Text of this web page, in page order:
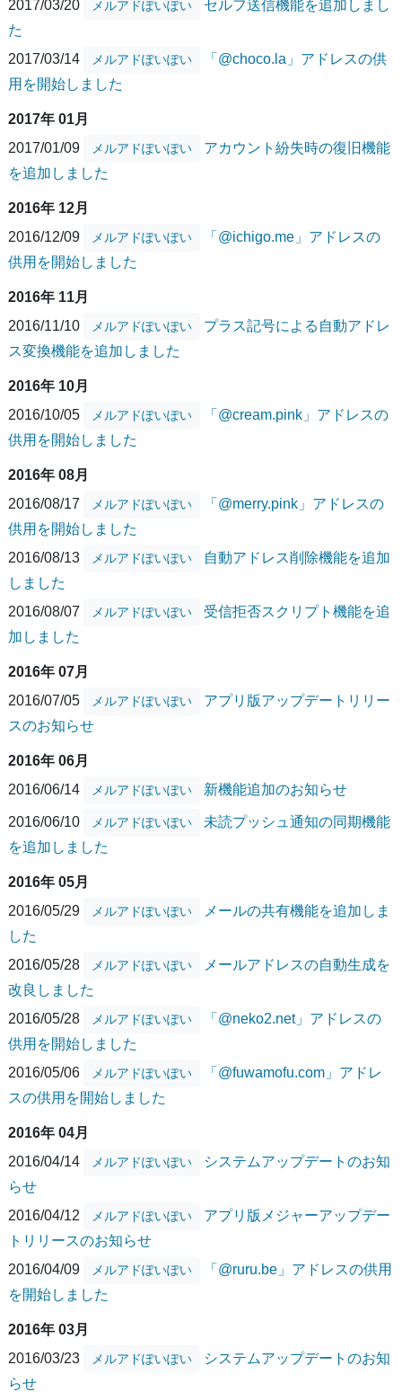
2017/03/20 メルアドぽいぽい
セルフ送信機能を追加しまし
た
2017/03/14
メルアドぽいぽい
「@choco.la」アドレスの供
用を開始しました
2017年 01月
2017/01/09
メルアドぽいぽい
アカウント紛失時の復旧機能
を追加しました
2016年 12月
2016/12/09
メルアドぽいぽい
「@ichigo.me」アドレスの
供用を開始しました
2016年 11月
2016/11/10
メルアドぽいぽい
プラス記号による自動アドレ
ス変換機能を追加しました
2016年 10月
2016/10/05
メルアドぽいぽい
「@cream.pink」アドレスの
供用を開始しました
2016年 08月
2016/08/17
メルアドぽいぽい
「@merry.pink」アドレスの
供用を開始しました
2016/08/13
メルアドぽいぽい
自動アドレス削除機能を追加
しました
2016/08/07
メルアドぽいぽい
受信拒否スクリプト機能を追
加しました
2016年 07月
2016/07/05
メルアドぽいぽい
アプリ版アップデートリリー
スのお知らせ
2016年 06月
2016/06/14
メルアドぽいぽい 新機能追加のお知らせ
2016/06/10 メルアドぽいぽい
未読プッシュ通知の同期機能
を追加しました
2016年 05月
2016/05/29
メルアドぽいぽい
メールの共有機能を追加しま
した
2016/05/28
メルアドぽいぽい
メールアドレスの自動生成を
改良しました
2016/05/28
メルアドぽいぽい
「@neko2.net」アドレスの
供用を開始しました
2016/05/06
メルアドぽいぽい
「@fuwamofu.com」アドレ
スの供用を開始しました
2016年 04月
2016/04/14
メルアドぽいぽい
システムアップデートのお知
らせ
2016/04/12
メルアドぽいぽい
アプリ版メジャーアップデー
トリリースのお知らせ
2016/04/09
メルアドぽいぽい
「@ruru.be」アドレスの供用
を開始しました
2016年 03月
2016/03/23
メルアドぽいぽい
システムアップデートのお知
らせ